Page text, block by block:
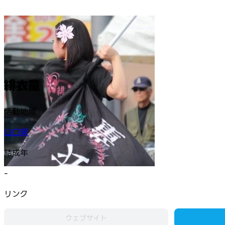
緋衣童
活動地域
山口県
結成年
-
リンク
ウェブサイト